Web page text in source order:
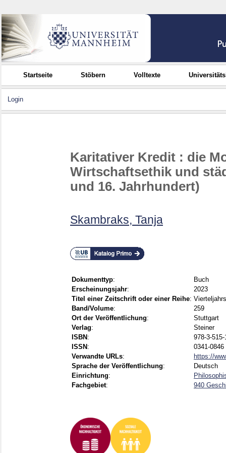
Startseite Stöbern Volltexte
Login
Karitativer Kredit : die
Wirtschaftsethik und
und 16. Jahrhundert)
Skambraks, Tanja
Dokumenttyp:
Buch
Erscheinungsjahr:
2023
Titel einer Zeitschrift oder einer Reihe:
Band/Volume:
259
Ort der Veröffentlichung:
Stuttgart
Verlag:
Steiner
ISBN :
978-3-
ISSN :
0341-
Verwandte URLs:
https://
Sprache der Veröffentlichung:
Deutsch
Einrichtung:
Fachgebiet: 940